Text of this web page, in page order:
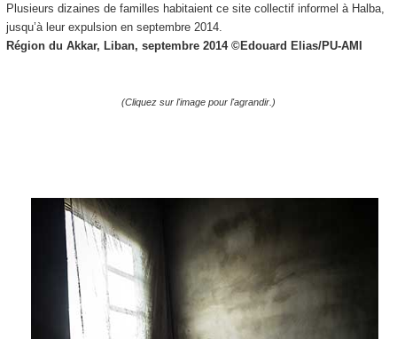
Plusieurs dizaines de familles habitaient ce site collectif informel à Halba,
jusqu’à leur expulsion en septembre 2014.
Région du Akkar, Liban, septembre 2014 ©Edouard Elias/PU-AMI
(Cliquez sur l'image pour l'agrandir.)